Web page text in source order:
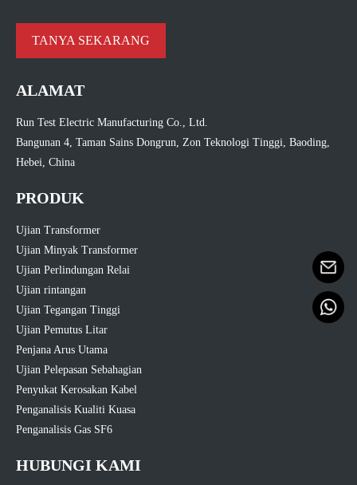
TANYA SEKARANG
ALAMAT
Run Test Electric Manufacturing Co., Ltd.
Bangunan 4, Taman Sains Dongrun, Zon Teknologi Tinggi, Baoding,
Hebei, China
PRODUK
Ujian Transformer
Ujian Minyak Transformer
Ujian Perlindungan Relai
Ujian rintangan
Ujian Tegangan Tinggi
Ujian Pemutus Litar
Penjana Arus Utama
Ujian Pelepasan Sebahagian
Penyukat Kerosakan Kabel
Penganalisis Kualiti Kuasa
Penganalisis Gas SF6
HUBUNGI KAMI